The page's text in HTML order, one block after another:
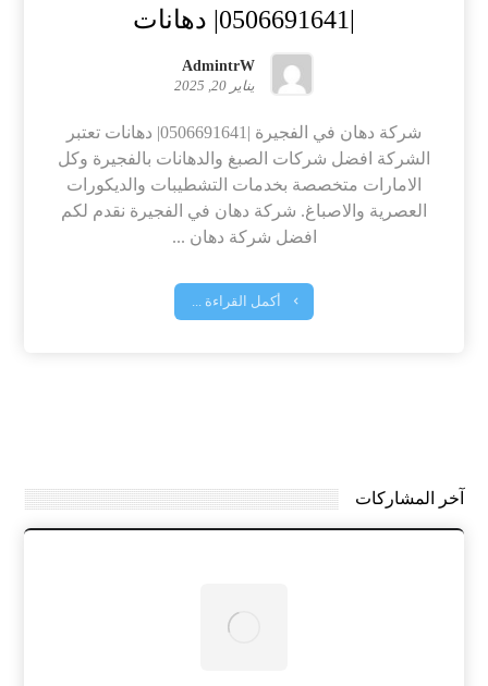
AdmintrW
يناير 20, 2025
شركة دهان في الفجيرة |0506691641| دهانات تعتبر
الشركة افضل شركات الصبغ والدهانات بالفجيرة وكل
الامارات متخصصة بخدمات التشطيبات والديكورات
العصرية والاصباغ. شركة دهان في الفجيرة نقدم لكم
افضل شركة دهان ...
أكمل القراءة ...
آخر المشاركات